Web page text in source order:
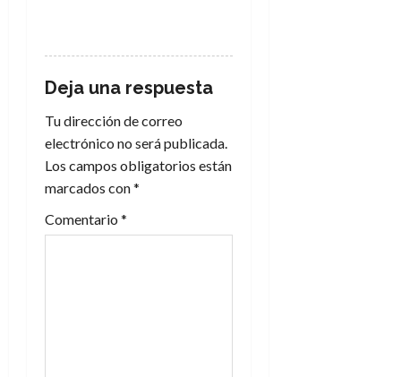
Deja una respuesta
Tu dirección de correo
electrónico no será publicada.
Los campos obligatorios están
marcados con*
Comentario *